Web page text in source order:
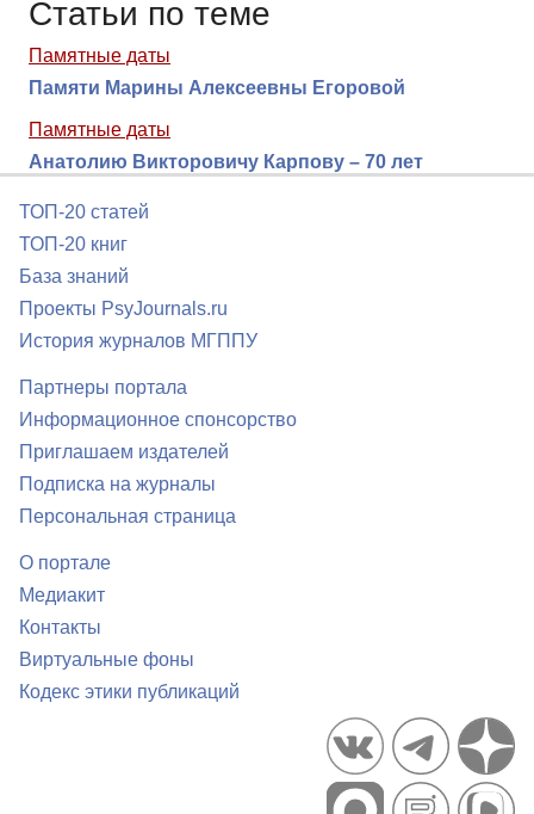
Статьи по теме
Памятные даты
Памяти Марины Алексеевны Егоровой
Памятные даты
Анатолию Викторовичу Карпову – 70 лет
ТОП-20 статей
ТОП-20 книг
База знаний
Проекты PsyJournals.ru
История журналов МГППУ
Партнеры портала
Информационное спонсорство
Приглашаем издателей
Подписка на журналы
Персональная страница
О портале
Медиакит
Контакты
Виртуальные фоны
Кодекс этики публикаций